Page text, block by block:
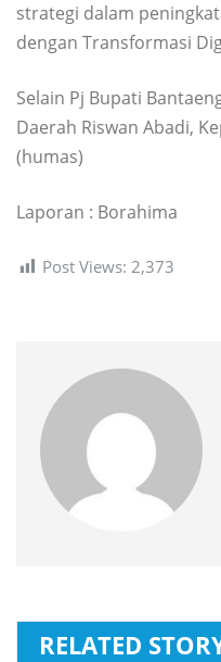
strategi dalam
dengan Transformasi
Selain Pj Bupati
Daerah Riswan Abadi,
(humas)
Laporan : Borahima
Post Views: 2,373
RELATED